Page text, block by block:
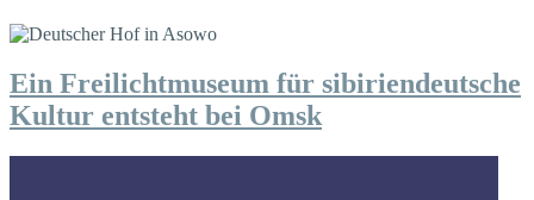
Ein Freilichtmuseum für sibiriendeutsche
Kultur entsteht bei Omsk